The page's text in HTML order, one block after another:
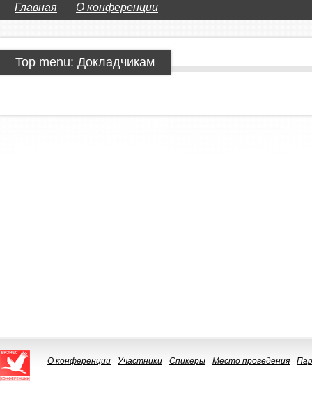
Главная О конференции
Top menu: Докладчикам
О конференции Участники Спикеры Место проведения